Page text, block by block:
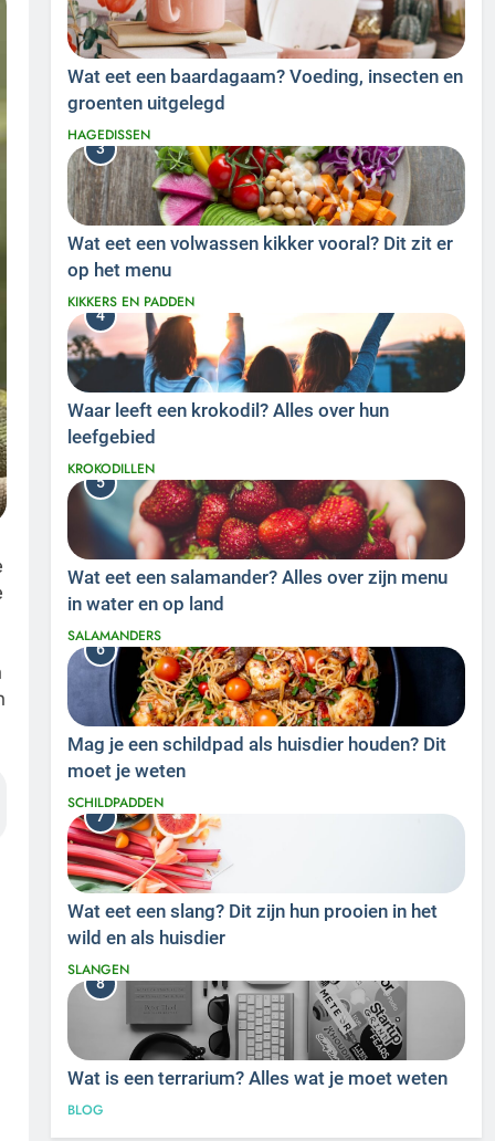
Wat eet een baardagaam? Voeding, insecten en
groenten uitgelegd
HAGEDISSEN
3
Wat eet een volwassen kikker vooral? Dit zit er
op het menu
KIKKERS EN PADDEN
4
Waar leeft een krokodil? Alles over hun
leefgebied
KROKODILLEN
5
Wat eet een salamander? Alles over zijn menu
in water en op land
SALAMANDERS
6
Mag je een schildpad als huisdier houden? Dit
moet je weten
SCHILDPADDEN
7
Wat eet een slang? Dit zijn hun prooien in het
wild en als huisdier
SLANGEN
8
Wat is een terrarium? Alles wat je moet weten
BLOG